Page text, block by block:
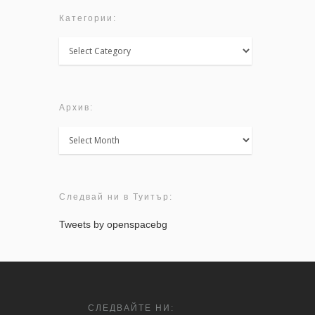
Категории:
Категории:
Архив:
Архив:
Следвай ни в Туитър:
Tweets by openspacebg
СЛЕДВАЙТЕ НИ: